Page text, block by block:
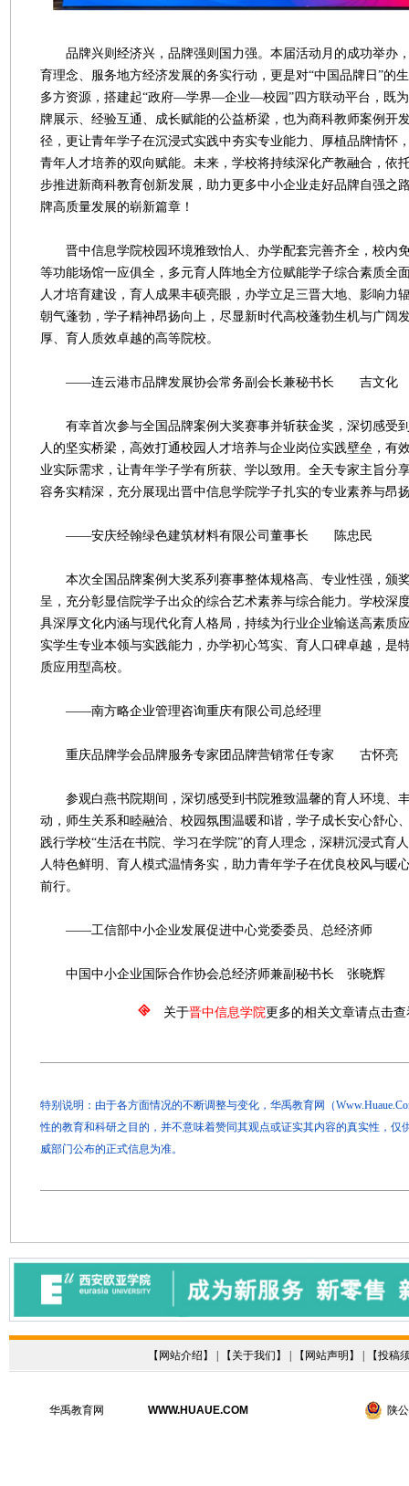
品牌兴则经济兴，品牌强则国力强。本届活动月的成功举办，
育理念、服务地方经济发展的务实行动，更是对“中国品牌日”的
多方资源，搭建起“政府—学界—企业—校园”四方联动平台，既
牌展示、经验互通、成长赋能的公益桥梁，也为商科教师案例开
径，更让青年学子在沉浸式实践中夯实专业能力、厚植品牌情怀
青年人才培养的双向赋能。未来，学校将持续深化产教融合，依
步推进新商科教育创新发展，助力更多中小企业走好品牌自强之
牌高质量发展的崭新篇章！
晋中信息学院校园环境雅致怡人、办学配套完善齐全，校内
等功能场馆一应俱全，多元育人阵地全方位赋能学子综合素质全
人才培育建设，育人成果丰硕亮眼，办学立足三晋大地、影响力
朝气蓬勃，学子精神昂扬向上，尽显新时代高校蓬勃生机与广阔
厚、育人质效卓越的高等院校。
——连云港市品牌发展协会常务副会长兼秘书长 吉文化
有幸首次参与全国品牌案例大奖赛事并斩获金奖，深切感受
人的坚实桥梁，高效打通校园人才培养与企业岗位实践壁垒，有
业实际需求，让青年学子学有所获、学以致用。全天专家主旨分
容务实精深，充分展现出晋中信息学院学子扎实的专业素养与昂
——安庆经翰绿色建筑材料有限公司董事长 陈忠民
本次全国品牌案例大奖系列赛事整体规格高、专业性强，颁
呈，充分彰显信院学子出众的综合艺术素养与综合能力。学校深
具深厚文化内涵与现代化育人格局，持续为行业企业输送高素质
实学生专业本领与实践能力，办学初心笃实、育人口碑卓越，是
质应用型高校。
——南方略企业管理咨询重庆有限公司总经理
重庆品牌学会品牌服务专家团品牌营销常任专家 古怀亮
参观白燕书院期间，深切感受到书院雅致温馨的育人环境、
动，师生关系和睦融洽、校园氛围温暖和谐，学子成长安心舒心
践行学校“生活在书院、学习在学院”的育人理念，深耕沉浸式育
人特色鲜明、育人模式温情务实，助力青年学子在优良校风与暖
前行。
——工信部中小企业发展促进中心党委委员、总经济师
中国中小企业国际合作协会总经济师兼副秘书长 张晓辉
关于晋中信息学院更多的相关文章请点击查
特别说明：由于各方面情况的不断调整与变化，华禹教育网（
性的教育和科研之目的，并不意味着赞同其观点或证实其内容的真实性，仅
威部门公布的正式信息为准。
【 网站介绍 】 | 【 关于我们 】 | 【 网站声明 】 | 【投稿
华禹教育网 WWW.HUAUE.COM 陕